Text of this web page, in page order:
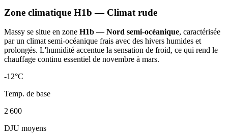
Zone climatique H1b — Climat rude
Massy se situe en zone H1b — Nord semi-océanique, caractérisée
par un climat semi-océanique frais avec des hivers humides et
prolongés. L'humidité accentue la sensation de froid, ce qui rend le
chauffage continu essentiel de novembre à mars.
-12°C
Temp. de base
2 600
DJU moyens